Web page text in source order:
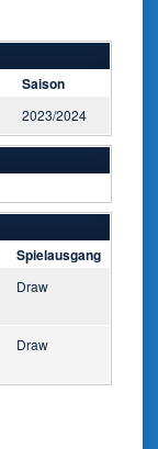
Saison
2023/2024
Spielausgang
Draw
Draw